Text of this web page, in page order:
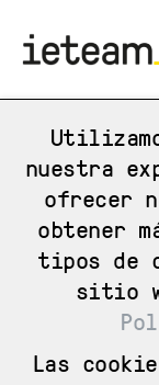
nuestra
ofrecer
obtener
tipos de
sitio
Las
Título de la
Ciudad del